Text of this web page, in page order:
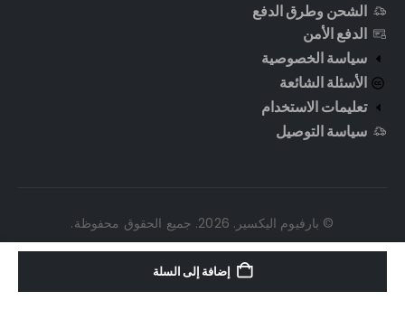
إضافة إلى السلة
الشحن وطرق الدفع
الدفع الأمن
سياسة الخصوصية
الأسئلة الشائعة
تعليمات الاستخدام
سياسة التوصيل
© بارفيوم اليكسير. 2026. جميع الحقوق محفوظة.